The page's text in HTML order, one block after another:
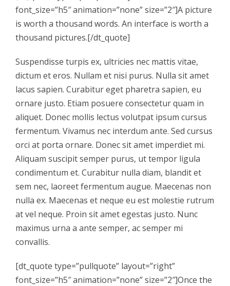
font_size=”h5″ animation=”none” size=”2″]A picture
is worth a thousand words. An interface is worth a
thousand pictures.[/dt_quote]
Suspendisse turpis ex, ultricies nec mattis vitae,
dictum et eros. Nullam et nisi purus. Nulla sit amet
lacus sapien. Curabitur eget pharetra sapien, eu
ornare justo. Etiam posuere consectetur quam in
aliquet. Donec mollis lectus volutpat ipsum cursus
fermentum. Vivamus nec interdum ante. Sed cursus
orci at porta ornare. Donec sit amet imperdiet mi.
Aliquam suscipit semper purus, ut tempor ligula
condimentum et. Curabitur nulla diam, blandit et
sem nec, laoreet fermentum augue. Maecenas non
nulla ex. Maecenas et neque eu est molestie rutrum
at vel neque. Proin sit amet egestas justo. Nunc
maximus urna a ante semper, ac semper mi
convallis.
[dt_quote type=”pullquote” layout=”right”
font_size=”h5″ animation=”none” size=”2″]Once the